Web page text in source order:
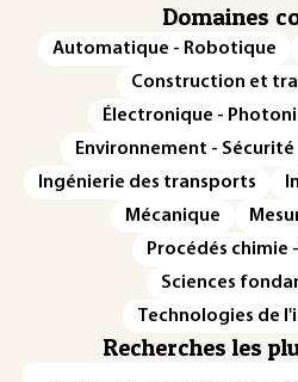
Domaines
Automatique - Robotique
Construction et
Électronique -
Environnement - Sécurité
Ingénierie des transports
Mécanique
Procédés chimie
Sciences
Technologies de
Recherches les